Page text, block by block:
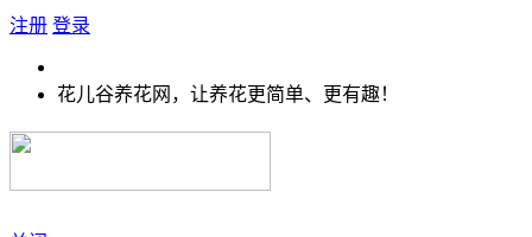
注册 登录
花儿谷养花网，让养花更简单、更有趣！